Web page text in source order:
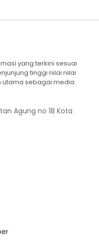
yang terkini sesuai
tinggi nilai nilai
utama sebagai media
Agung no 18 Kota